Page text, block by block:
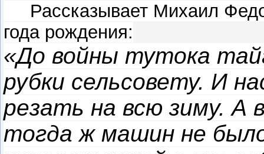
Рассказывает Михаил
года рождения:
«До войны тутока
рубки сельсовету. И
резать на всю зиму. А
тогда ж машин не